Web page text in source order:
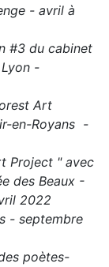
- avril à
#3 du cabinet
-
Art
en-Royans -
Project " avec
des Beaux -
2022
- septembre
poètes-